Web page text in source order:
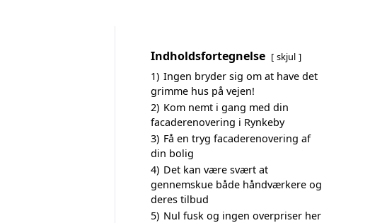
Indholdsfortegnelse skjul
1) Ingen bryder sig om at have det
grimme hus på vejen!
2) Kom nemt i gang med din
facaderenovering i Rynkeby
3) Få en tryg facaderenovering af
din bolig
4) Det kan være svært at
gennemskue både håndværkere og
deres tilbud
5) Nul fusk og ingen overpriser her